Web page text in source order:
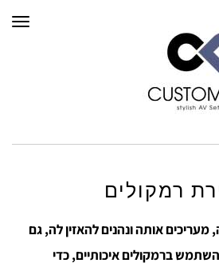
רמקולים
אותה ונהנים להאזין לה, גם
ברמקולים איכותיים, כדי